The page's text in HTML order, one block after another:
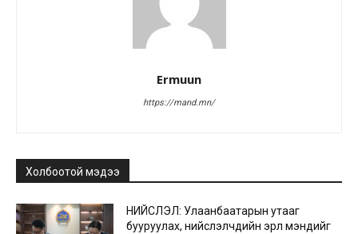
Ermuun
https://mand.mn/
Холбоотой мэдээ
НИЙСЛЭЛ: Улаанбаатарын утааг
бууруулах, нийслэлчүүдийн эрүүл мэндийг